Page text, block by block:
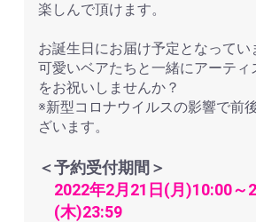
楽しんで頂けます。
お誕生日にお届け予定となってい
可愛いベアたちと一緒にアーティ
をお祝いしませんか？
※新型コロナウイルスの影響で前
ざいます。
＜予約受付期間＞
2022年2月21日(月)10:00～
(木)23:59